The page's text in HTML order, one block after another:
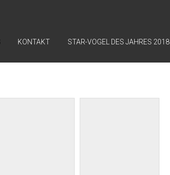
KONTAKT STAR-VOGEL DES JAHRES 2018